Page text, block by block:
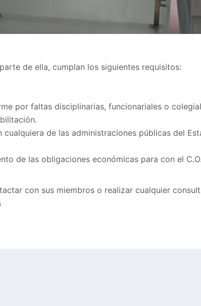
de ella, cumplan los siguientes requisitos:
por faltas disciplinarias, funcionariales o
de las administraciones públicas del
de las obligaciones económicas para con el
con sus miembros o realizar cualquier